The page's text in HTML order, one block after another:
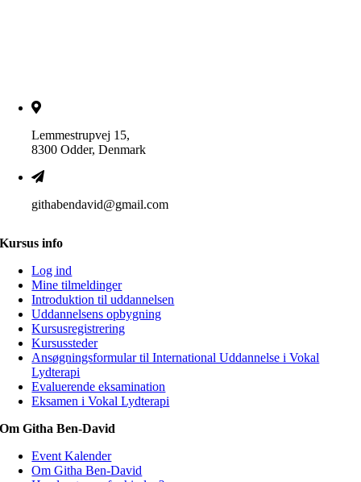
Lemmestrupvej 15,
8300 Odder, Denmark
githabendavid@gmail.com
Kursus info
Log ind
Mine tilmeldinger
Introduktion til uddannelsen
Uddannelsens opbygning
Kursusregistrering
Kursussteder
Ansøgningsformular til International Uddannelse i Vokal
Lydterapi
Evaluerende eksamination
Eksamen i Vokal Lydterapi
Om Githa Ben-David
Event Kalender
Om Githa Ben-David